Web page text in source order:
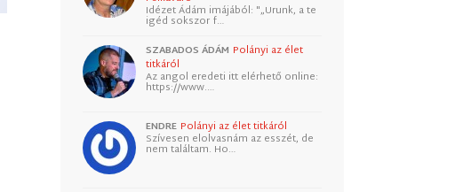
Idézet Ádám imájából: "„Urunk, a te
igéd sokszor f…
SZABADOS ÁDÁM Polányi az élet
titkáról
Az angol eredeti itt elérhető online:
https://www.…
ENDRE Polányi az élet titkáról
Szívesen elolvasnám az esszét, de
nem találtam. Ho…